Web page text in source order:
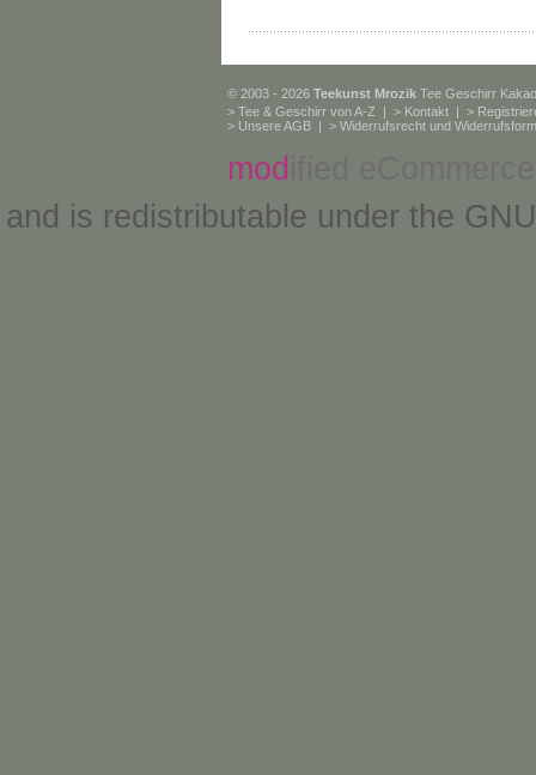
© 2003 - 2026 Teekunst Mrozik Tee Geschirr
> Tee & Geschirr von A-Z | > Kontakt | >
> Unsere AGB | > Widerrufsrecht und
mod
and is redistributable under the